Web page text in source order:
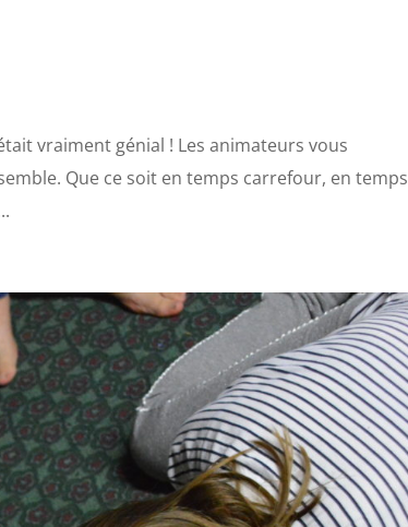
vraiment génial ! Les animateurs vous
Que ce soit en temps carrefour, en temps